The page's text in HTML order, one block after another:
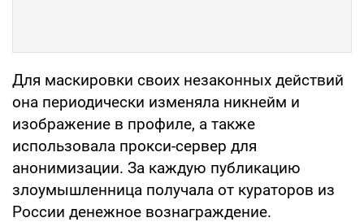
Для маскировки своих незаконных действий
она периодически изменяла никнейм и
изображение в профиле, а также
использовала прокси-сервер для
анонимизации. За каждую публикацию
злоумышленница получала от кураторов из
России денежное вознаграждение.